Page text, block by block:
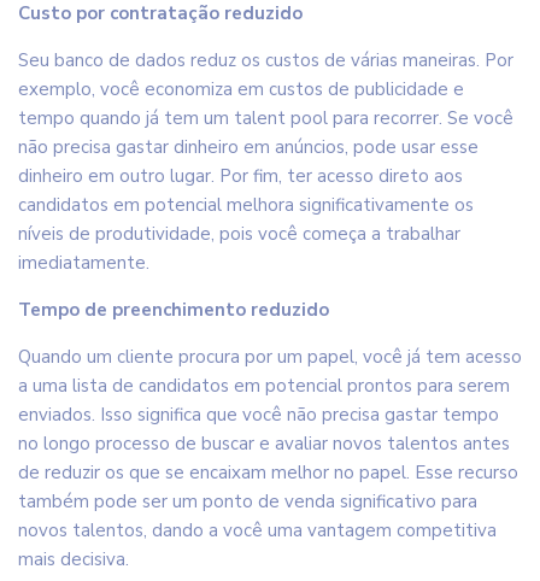
Custo por contratação reduzido
Seu banco de dados reduz os custos de várias maneiras. Por
exemplo, você economiza em custos de publicidade e
tempo quando já tem um talent pool para recorrer. Se você
não precisa gastar dinheiro em anúncios, pode usar esse
dinheiro em outro lugar. Por fim, ter acesso direto aos
candidatos em potencial melhora significativamente os
níveis de produtividade, pois você começa a trabalhar
imediatamente.
Tempo de preenchimento reduzido
Quando um cliente procura por um papel, você já tem acesso
a uma lista de candidatos em potencial prontos para serem
enviados. Isso significa que você não precisa gastar tempo
no longo processo de buscar e avaliar novos talentos antes
de reduzir os que se encaixam melhor no papel. Esse recurso
também pode ser um ponto de venda significativo para
novos talentos, dando a você uma vantagem competitiva
mais decisiva.